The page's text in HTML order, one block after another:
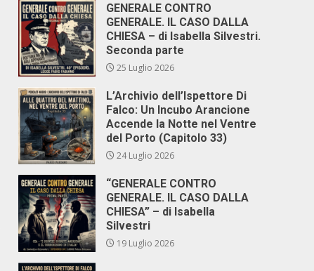
GENERALE CONTRO
GENERALE. IL CASO DALLA
CHIESA – di Isabella Silvestri.
Seconda parte
25 Luglio 2026
L’Archivio dell’Ispettore Di
Falco: Un Incubo Arancione
Accende la Notte nel Ventre
del Porto (Capitolo 33)
24 Luglio 2026
“GENERALE CONTRO
GENERALE. IL CASO DALLA
CHIESA” – di Isabella
Silvestri
19 Luglio 2026